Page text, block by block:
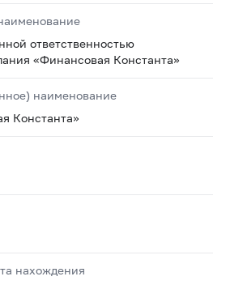
ответственностью
«Финансовая Константа»
наименование
Константа»
нахождения